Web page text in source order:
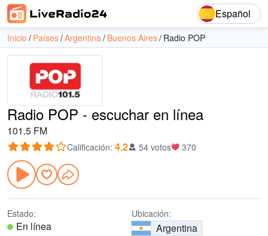
Español
Inicio Países Argentina Buenos Aires Radio POP
Radio POP - escuchar en línea
101.5 FM
Calificación: 4.2 54 votos 370
Estado:
En línea
Ubicación:
Argentina